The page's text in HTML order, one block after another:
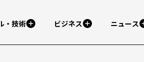
・技術 ビジネス ニュース